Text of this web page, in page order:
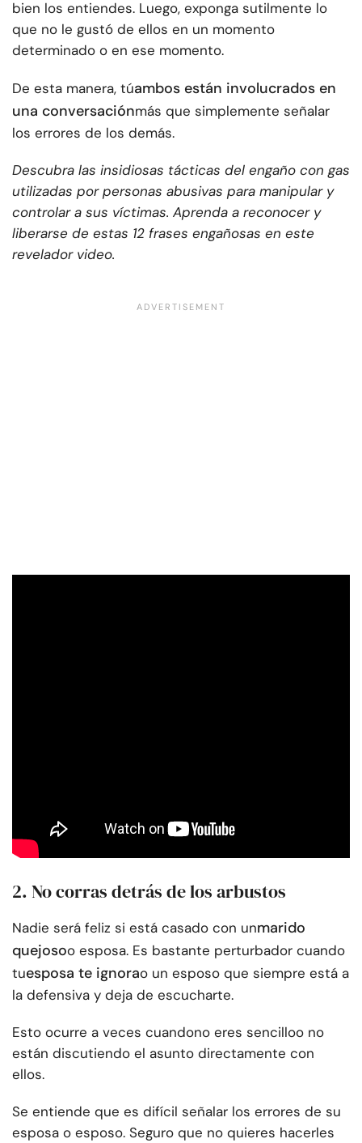
bien los entiendes. Luego, exponga sutilmente lo
que no le gustó de ellos en un momento
determinado o en ese momento.
De esta manera, túambos están involucrados en
una conversaciónmás que simplemente señalar
los errores de los demás.
Descubra las insidiosas tácticas del engaño con gas
utilizadas por personas abusivas para manipular y
controlar a sus víctimas. Aprenda a reconocer y
liberarse de estas 12 frases engañosas en este
revelador video.
2. No corras detrás de los arbustos
Nadie será feliz si está casado con unmarido
quejosoo esposa. Es bastante perturbador cuando
tuesposa te ignorao un esposo que siempre está a
la defensiva y deja de escucharte.
Esto ocurre a veces cuandono eres sencilloo no
están discutiendo el asunto directamente con
ellos.
Se entiende que es difícil señalar los errores de su
esposa o esposo. Seguro que no quieres hacerles